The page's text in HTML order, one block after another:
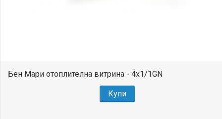
Бен Мари отоплителна витрина - 4x1/1GN
Купи